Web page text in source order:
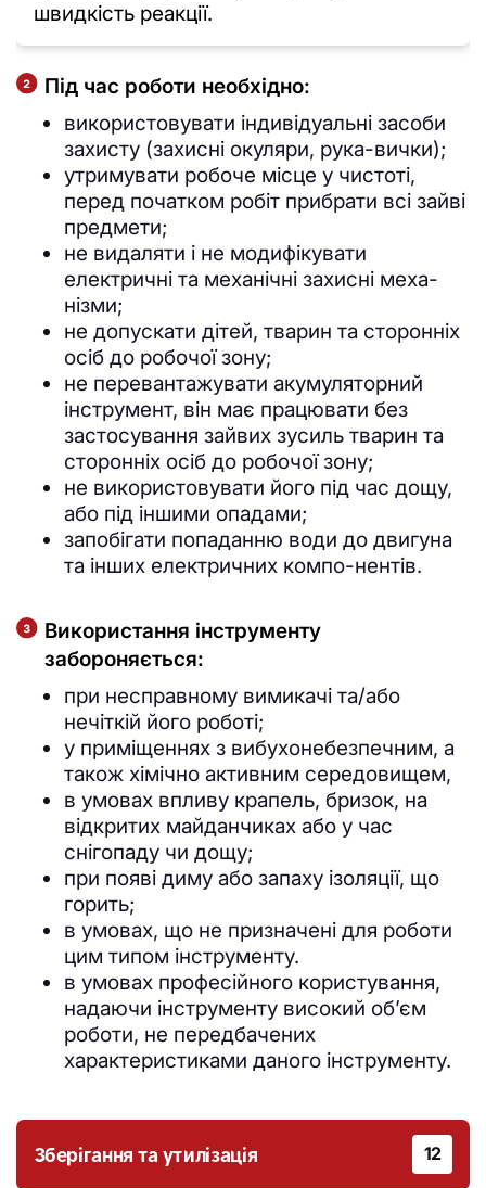
швидкість реакції.
Під час роботи необхідно:
використовувати індивідуальні засоби
захисту (захисні окуляри, рука-вички);
утримувати робоче місце у чистоті,
перед початком робіт прибрати всі зайві
предмети;
не видаляти і не модифікувати
електричні та механічні захисні меха-
нізми;
не допускати дітей, тварин та сторонніх
осіб до робочої зону;
не перевантажувати акумуляторний
інструмент, він має працювати без
застосування зайвих зусиль тварин та
сторонніх осіб до робочої зону;
не використовувати його під час дощу,
або під іншими опадами;
запобігати попаданню води до двигуна
та інших електричних компо-нентів.
Використання інструменту
забороняється:
при несправному вимикачі та/або
нечіткій його роботі;
у приміщеннях з вибухонебезпечним, а
також хімічно активним середовищем,
в умовах впливу крапель, бризок, на
відкритих майданчиках або у час
снігопаду чи дощу;
при появі диму або запаху ізоляції, що
горить;
в умовах, що не призначені для роботи
цим типом інструменту.
в умовах професійного користування,
надаючи інструменту високий обʼєм
роботи, не передбачених
характеристиками даного інструменту.
Зберігання та утилізація 12